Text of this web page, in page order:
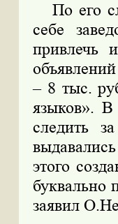
По его
себе
привлечь
– 8 тыс.
языков».
следить
этого
буквально
заявил